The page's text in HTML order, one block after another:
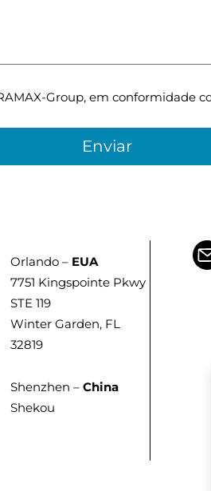
Group, em conformidade
Enviar
Orlando – EUA
7751 Kingspointe Pkwy
STE 119
Winter Garden, FL
32819
Shenzhen –China
Shekou